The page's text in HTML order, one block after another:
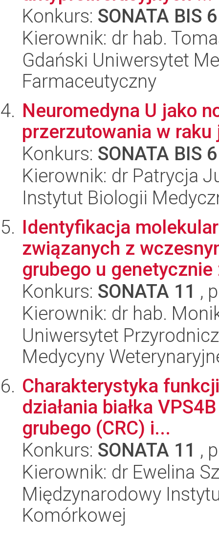
Konkurs: SONATA BIS 6
Kierownik: dr hab.
Gdański Uniwersytet
Farmaceutyczny
Neuromedyna U jako
przerzutowania w
Konkurs: SONATA BIS 6
Kierownik: dr Patrycja
Instytut Biologii
Identyfikacja
związanych z
grubego u genetycznie
Konkurs: SONATA 11 ,
Kierownik: dr hab.
Uniwersytet
Medycyny
Charakterystyka
działania białka
grubego (CRC) i...
Konkurs: SONATA 11 ,
Kierownik: dr Ewelina
Międzynarodowy
Komórkowej